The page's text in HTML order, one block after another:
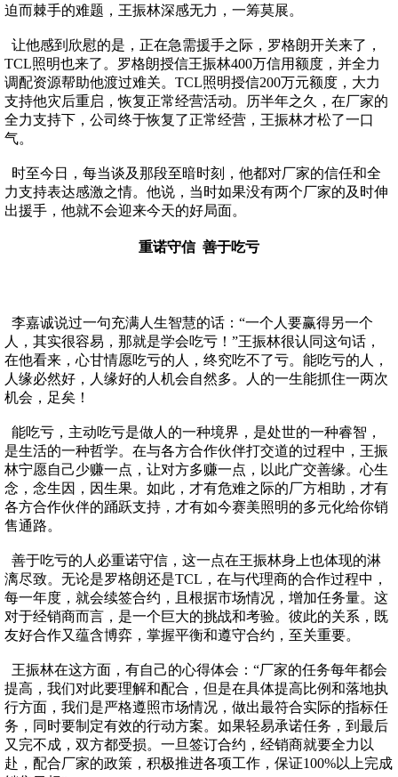
迫而棘手的难题，王振林深感无力，一筹莫展。
让他感到欣慰的是，正在急需援手之际，罗格朗开关来了，
TCL照明也来了。罗格朗授信王振林400万信用额度，并全力
调配资源帮助他渡过难关。TCL照明授信200万元额度，大力
支持他灾后重启，恢复正常经营活动。历半年之久，在厂家的
全力支持下，公司终于恢复了正常经营，王振林才松了一口
气。
时至今日，每当谈及那段至暗时刻，他都对厂家的信任和全
力支持表达感激之情。他说，当时如果没有两个厂家的及时伸
出援手，他就不会迎来今天的好局面。
重诺守信 善于吃亏
李嘉诚说过一句充满人生智慧的话：“一个人要赢得另一个
人，其实很容易，那就是学会吃亏！”王振林很认同这句话，
在他看来，心甘情愿吃亏的人，终究吃不了亏。能吃亏的人，
人缘必然好，人缘好的人机会自然多。人的一生能抓住一两次
机会，足矣！
能吃亏，主动吃亏是做人的一种境界，是处世的一种睿智，
是生活的一种哲学。在与各方合作伙伴打交道的过程中，王振
林宁愿自己少赚一点，让对方多赚一点，以此广交善缘。心生
念，念生因，因生果。如此，才有危难之际的厂方相助，才有
各方合作伙伴的踊跃支持，才有如今赛美照明的多元化给你销
售通路。
善于吃亏的人必重诺守信，这一点在王振林身上也体现的淋
漓尽致。无论是罗格朗还是TCL，在与代理商的合作过程中，
每一年度，就会续签合约，且根据市场情况，增加任务量。这
对于经销商而言，是一个巨大的挑战和考验。彼此的关系，既
友好合作又蕴含博弈，掌握平衡和遵守合约，至关重要。
王振林在这方面，有自己的心得体会：“厂家的任务每年都会
提高，我们对此要理解和配合，但是在具体提高比例和落地执
行方面，我们是严格遵照市场情况，做出最符合实际的指标任
务，同时要制定有效的行动方案。如果轻易承诺任务，到最后
又完不成，双方都受损。一旦签订合约，经销商就要全力以
赴，配合厂家的政策，积极推进各项工作，保证100%以上完成